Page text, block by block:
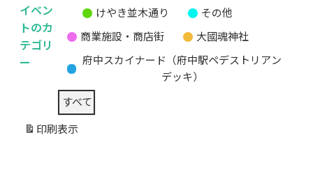
イベン
トのカ
テゴリ
ー
題
カ
テ
ゴ
けやき並木通り
その他
商業施設・商店街
大國魂神社
府中スカイナード（府中駅ペデストリアン
デッキ）
すべて
印刷 表示